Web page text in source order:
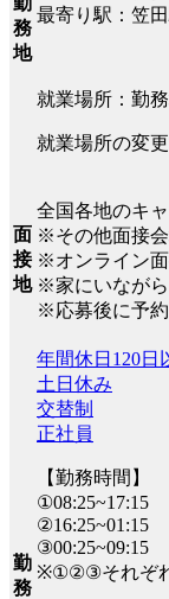
務
地
最寄り駅：笠
就業場所：勤
就業場所の変
面
接
地
全国各地のキ
※その他面接会
※オンライン
※家にいなが
※応募後に予約
勤
務
年間休日120日
土日休み
交替制
正社員
【勤務時間】
①08:25~17:15
②16:25~01:15
③00:25~09:15
※①②③それぞれ